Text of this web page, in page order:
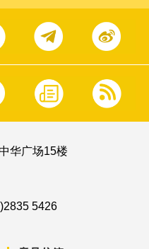
华广场15楼
5426